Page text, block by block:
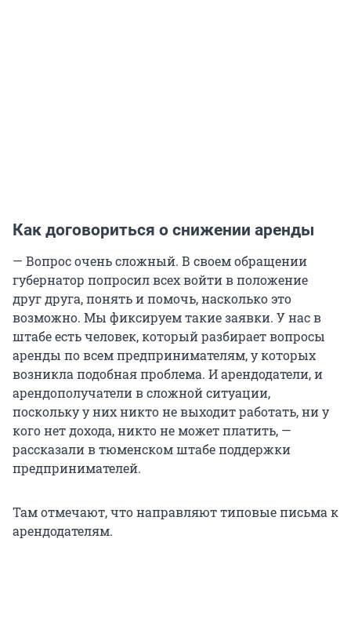
Как договориться о снижении аренды
— Вопрос очень сложный. В своем обращении
губернатор попросил всех войти в положение
друг друга, понять и помочь, насколько это
возможно. Мы фиксируем такие заявки. У нас в
штабе есть человек, который разбирает вопросы
аренды по всем предпринимателям, у которых
возникла подобная проблема. И арендодатели, и
арендополучатели в сложной ситуации,
поскольку у них никто не выходит работать, ни у
кого нет дохода, никто не может платить, —
рассказали в тюменском штабе поддержки
предпринимателей.
Там отмечают, что направляют типовые письма к
арендодателям.